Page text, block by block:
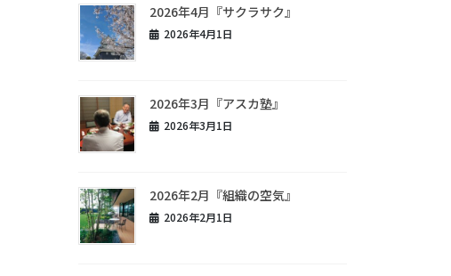
2026年4月『サクラサク』
2026年4月1日
2026年3月『アスカ塾』
2026年3月1日
2026年2月『組織の空気』
2026年2月1日